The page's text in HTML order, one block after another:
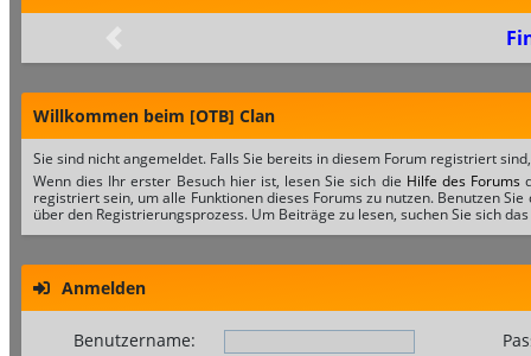
Willkommen beim [OTB] Clan
Sie sind nicht angemeldet. Falls Sie bereits in diesem Forum registriert
Wenn dies Ihr erster Besuch hier ist, lesen Sie sich die Hilfe des Forums
registriert sein, um alle Funktionen dieses Forums zu nutzen. Benutzen
über den Registrierungsprozess. Um Beiträge zu lesen, suchen Sie sich
Anmelden
Benutzername: